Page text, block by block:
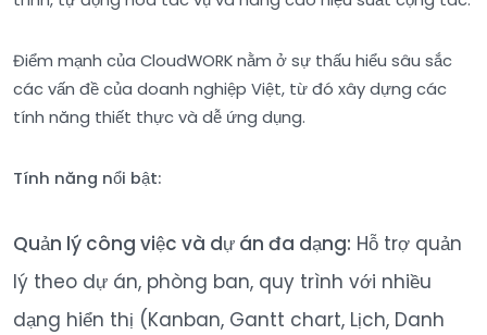
Điểm mạnh của CloudWORK nằm ở sự thấu hiểu sâu sắc
các vấn đề của doanh nghiệp Việt, từ đó xây dựng các
tính năng thiết thực và dễ ứng dụng.
Tính năng nổi bật:
Quản lý công việc và dự án đa dạng: Hỗ trợ quản
lý theo dự án, phòng ban, quy trình với nhiều
dạng hiển thị (Kanban, Gantt chart, Lịch, Danh